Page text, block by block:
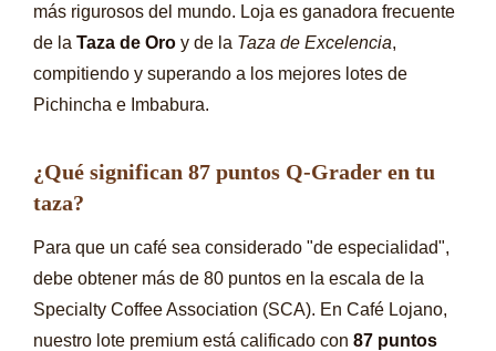
más rigurosos del mundo. Loja es ganadora frecuente
de la Taza de Oro y de la Taza de Excelencia,
compitiendo y superando a los mejores lotes de
Pichincha e Imbabura.
¿Qué significan 87 puntos Q-Grader en tu
taza?
Para que un café sea considerado "de especialidad",
debe obtener más de 80 puntos en la escala de la
Specialty Coffee Association (SCA). En Café Lojano,
nuestro lote premium está calificado con 87 puntos